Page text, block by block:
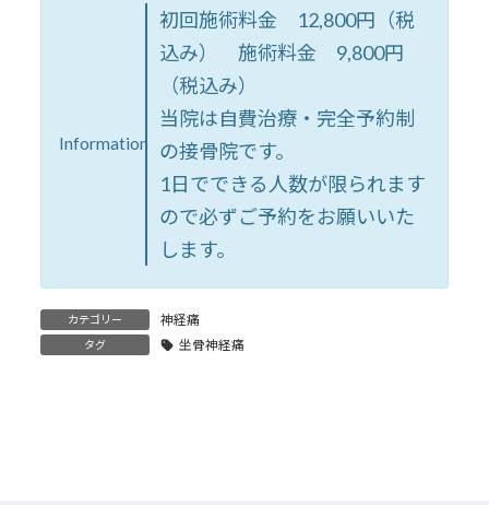
Information
初回施術料金 12,800円（税
込み） 施術料金 9,800円
（税込み）
当院は自費治療・完全予約制
の接骨院です。
1日でできる人数が限られます
ので必ずご予約をお願いいた
します。
カテゴリー 神経痛
タグ 坐骨神経痛